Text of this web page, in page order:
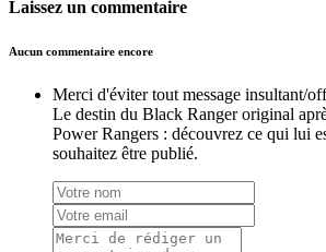
Laissez un commentaire
Aucun commentaire encore
Merci d'éviter tout message insultant/
Le destin du Black Ranger original
Power Rangers : découvrez ce qui lui
souhaitez être publié.